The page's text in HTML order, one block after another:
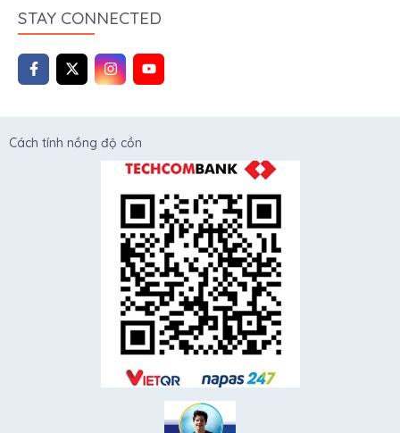
STAY CONNECTED
Cách tính nồng độ cồn